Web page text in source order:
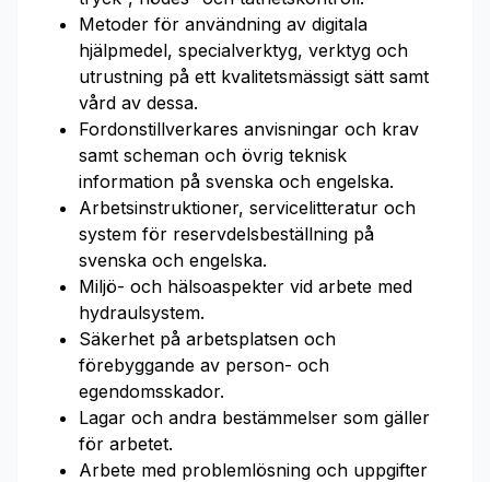
Metoder för användning av digitala
hjälpmedel, specialverktyg, verktyg och
utrustning på ett kvalitetsmässigt sätt samt
vård av dessa.
Fordonstillverkares anvisningar och krav
samt scheman och övrig teknisk
information på svenska och engelska.
Arbetsinstruktioner, servicelitteratur och
system för reservdelsbeställning på
svenska och engelska.
Miljö- och hälsoaspekter vid arbete med
hydraulsystem.
Säkerhet på arbetsplatsen och
förebyggande av person- och
egendomsskador.
Lagar och andra bestämmelser som gäller
för arbetet.
Arbete med problemlösning och uppgifter